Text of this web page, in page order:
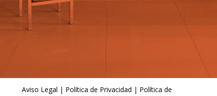
Aviso Legal | Política de Privacidad | Política de